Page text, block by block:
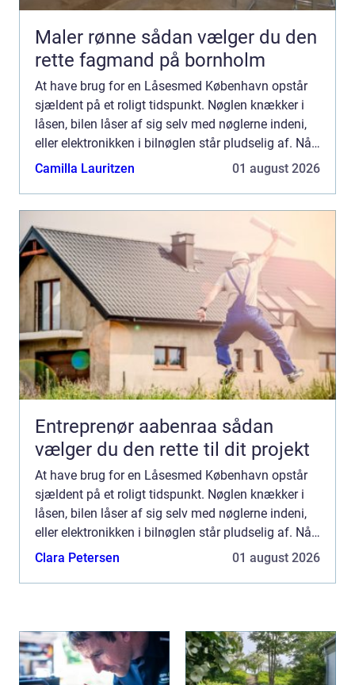
Maler rønne sådan vælger du den
rette fagmand på bornholm
At have brug for en Låsesmed København opstår
sjældent på et roligt tidspunkt. Nøglen knækker i
låsen, bilen låser af sig selv med nøglerne indeni,
eller elektronikken i bilnøglen står pludselig af. Når
det sker, har du brug for hurtig, pålidelig og ...
Camilla Lauritzen 01 august 2026
Entreprenør aabenraa sådan
vælger du den rette til dit projekt
At have brug for en Låsesmed København opstår
sjældent på et roligt tidspunkt. Nøglen knækker i
låsen, bilen låser af sig selv med nøglerne indeni,
eller elektronikken i bilnøglen står pludselig af. Når
det sker, har du brug for hurtig, pålidelig og ...
Clara Petersen 01 august 2026